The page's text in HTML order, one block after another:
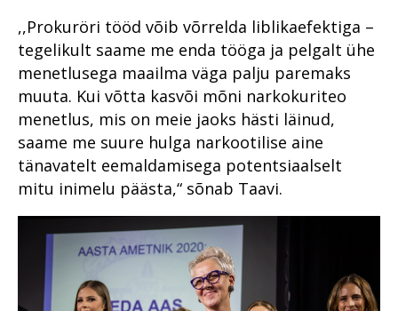
Viru ringkonnaprokuratuur
aastal 2022
Intervjuu Liisa Nuudiga
Tugevatoimelised uimastid
Vahistamine ja
konfiskeerimine
Viru ringkonnaprokuratuur
aastal 2021
Prokuratuur tunnustab
Mälestused Eurojusti tööst
2004–2019
Prokuratuuri aastaraamat 2019
Peaprokuröri pöördumine
Missioon, visioon ja
väärtused
Prokuratuuri tegevuse
Kannatanu kohtlemise parim
praktika
Prokuratuuri aastaraamat 2018
Riigi peaprokuröri
pöördumine
Prokuratuuri väärtused ja
Prokuratuuri tegevus 2018.
aastal
Prokuratuuri aastaraamat 2017
pöördumine
Prokuratuuri väärtused ja
strateegilised eesmärgid
Prokuratuuri tegevuse 2017.
Peaprokuröri pöördumine
Prokuratuuri aasta numbrites
Põhja Ringkonnaprokuratuur
,,Prokuröri tööd võib võrrelda liblikaefektiga –
tegelikult saame me enda tööga ja pelgalt ühe
menetlusega maailma väga palju paremaks
muuta. Kui võtta kasvõi mõni narkokuriteo
menetlus, mis on meie jaoks hästi läinud,
saame me suure hulga narkootilise aine
tänavatelt eemaldamisega potentsiaalselt
mitu inimelu päästa,“ sõnab Taavi.